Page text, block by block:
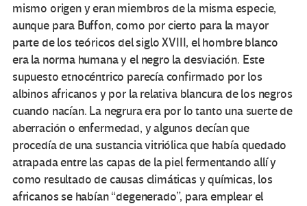
mismo origen y eran miembros de la misma especie,
aunque para Buffon, como por cierto para la mayor
parte de los teóricos del siglo XVIII, el hombre blanco
era la norma humana y el negro la desviación. Este
supuesto etnocéntrico parecía confirmado por los
albinos africanos y por la relativa blancura de los negros
cuando nacían. La negrura era por lo tanto una suerte de
aberración o enfermedad, y algunos decían que
procedía de una sustancia vitriólica que había quedado
atrapada entre las capas de la piel fermentando allí y
como resultado de causas climáticas y químicas, los
africanos se habían “degenerado”, para emplear el